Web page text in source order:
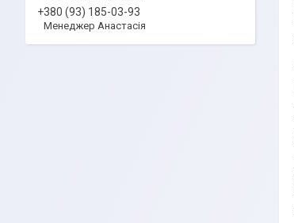
+380 (93) 185-03-93
Менеджер Анастасія